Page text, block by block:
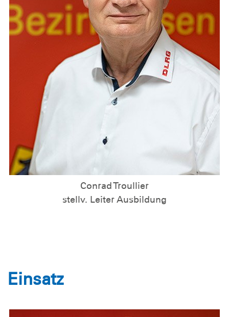
Conrad Troullier
stellv. Leiter Ausbildung
Einsatz